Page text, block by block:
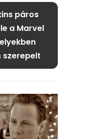
páros
a Marvel
szerepelt